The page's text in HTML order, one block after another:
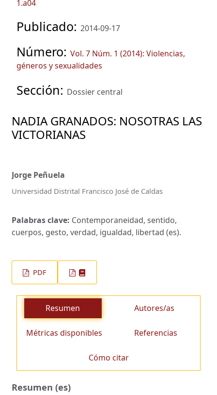
1.a04
Publicado: 2014-09-17
Número: Vol. 7 Núm. 1 (2014): Violencias,
géneros y sexualidades
Sección: Dossier central
NADIA GRANADOS: NOSOTRAS LAS
VICTORIANAS
Jorge Peñuela
Universidad Distrital Francisco José de Caldas
Palabras clave: Contemporaneidad, sentido,
cuerpos, gesto, verdad, igualdad, libertad (es).
PDF
Resumen Autores/as
Métricas disponibles Referencias
Cómo citar
Resumen (es)